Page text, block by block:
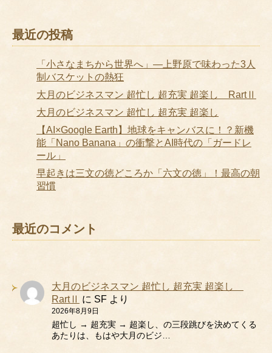
最近の投稿
「小さなまちから世界へ」―上野原で味わった3人
制バスケットの熱狂
大月のビジネスマン 超忙し 超充実 超楽し RartⅡ
大月のビジネスマン 超忙し 超充実 超楽し
【AI×Google Earth】地球をキャンバスに！？新機
能「Nano Banana」の衝撃とAI時代の「ガードレ
ール」
早起きは三文の徳どころか「六文の徳」！最高の朝
習慣
最近のコメント
大月のビジネスマン 超忙し 超充実 超楽し
RartⅡ に SF より
2026年8月9日
超忙し → 超充実 → 超楽し、の三段跳びを決めてくる
あたりは、もはや大月のビジ…